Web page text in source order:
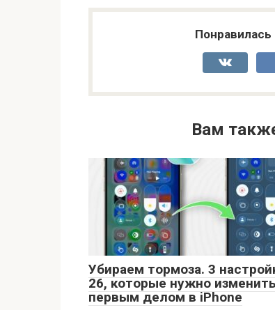
Вам
Убираем тормоза. 3
26, которые нужно
первым делом в iPhone